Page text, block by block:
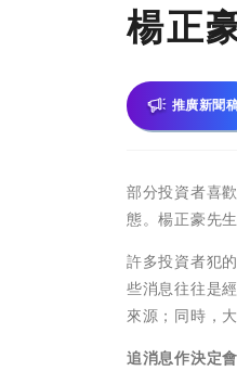
楊正
推廣新聞
部分投資者喜
態。楊正豪先
許多投資者犯
些消息往往是
來源；同時，
追消息作決定